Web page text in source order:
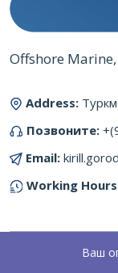
Offshore
Address:
Позвоните:
Email:
Working
Ваш